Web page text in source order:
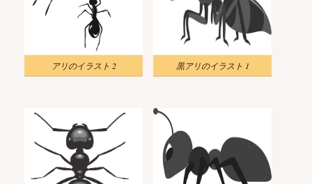
アリのイラスト 2 黒アリのイラスト 1